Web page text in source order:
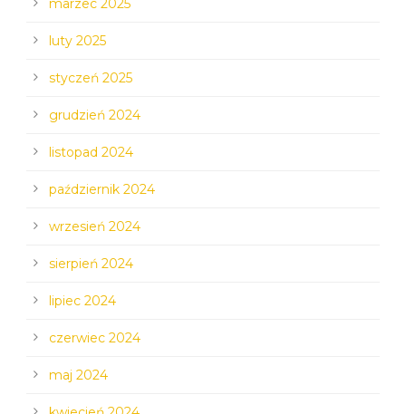
marzec 2025
luty 2025
styczeń 2025
grudzień 2024
listopad 2024
październik 2024
wrzesień 2024
sierpień 2024
lipiec 2024
czerwiec 2024
maj 2024